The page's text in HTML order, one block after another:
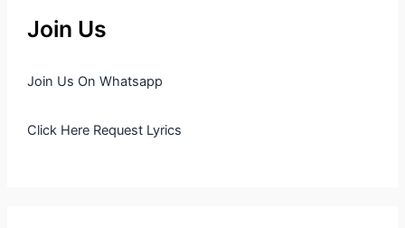
Join Us
Join Us On Whatsapp
Click Here Request Lyrics